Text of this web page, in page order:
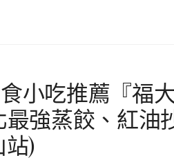
小吃推薦『福
最強蒸餃、紅油
)